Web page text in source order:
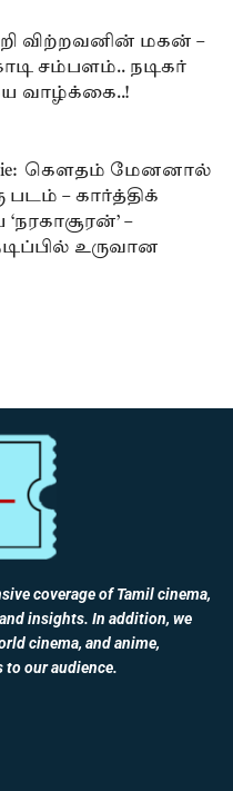
விற்றவனின் மகன் –
சம்பளம்.. நடிகர்
வாழ்க்கை..!
Movie: கௌதம் மேனனால்
– கார்த்திக்
–
உருவான
coverage of Tamil cinema,
insights. In addition, we
cinema, and anime,
our audience.